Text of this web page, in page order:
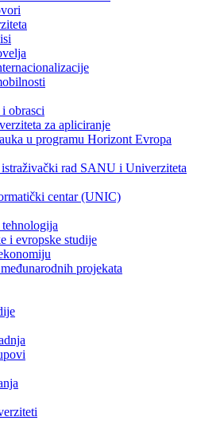
obrasci
za apliciranje
u programu Horizont Evropa
istraživački rad SANU i Univerziteta
centar (UNIC)
tehnologija
i evropske studije
projekata